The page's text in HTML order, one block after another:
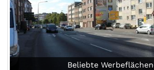
Beliebte Werbeflächen